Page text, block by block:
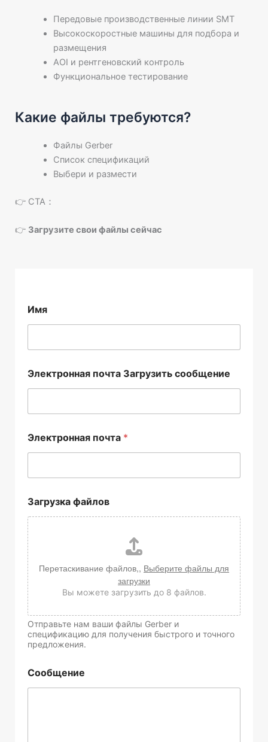
Передовые производственные линии SMT
Высокоскоростные машины для подбора и
размещения
AOI и рентгеновский контроль
Функциональное тестирование
Какие файлы требуются?
Файлы Gerber
Список спецификаций
Выбери и размести
👉 CTA：
👉 Загрузите свои файлы сейчас
Имя
Электронная почта Загрузить сообщение
Электронная почта *
Загрузка файлов
Перетаскивание файлов,, Выберите файлы для
загрузки
Вы можете загрузить до 8 файлов.
Отправьте нам ваши файлы Gerber и
спецификацию для получения быстрого и точного
предложения.
Сообщение